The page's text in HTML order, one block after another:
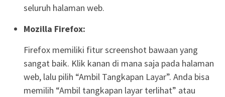
seluruh halaman web.
Mozilla Firefox:
Firefox memiliki fitur screenshot bawaan yang
sangat baik. Klik kanan di mana saja pada halaman
web, lalu pilih “Ambil Tangkapan Layar”. Anda bisa
memilih “Ambil tangkapan layar terlihat” atau